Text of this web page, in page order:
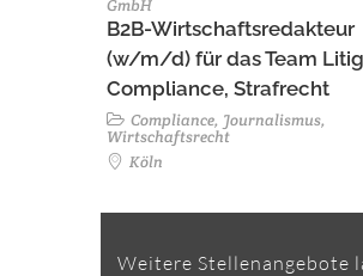
GmbH
B2B-Wirtschaftsredakteur
(w/m/d) für das Team
Compliance, Strafrecht
Compliance, Journalismus,
Wirtschaftsrecht
Köln
Weitere Stellenangebote